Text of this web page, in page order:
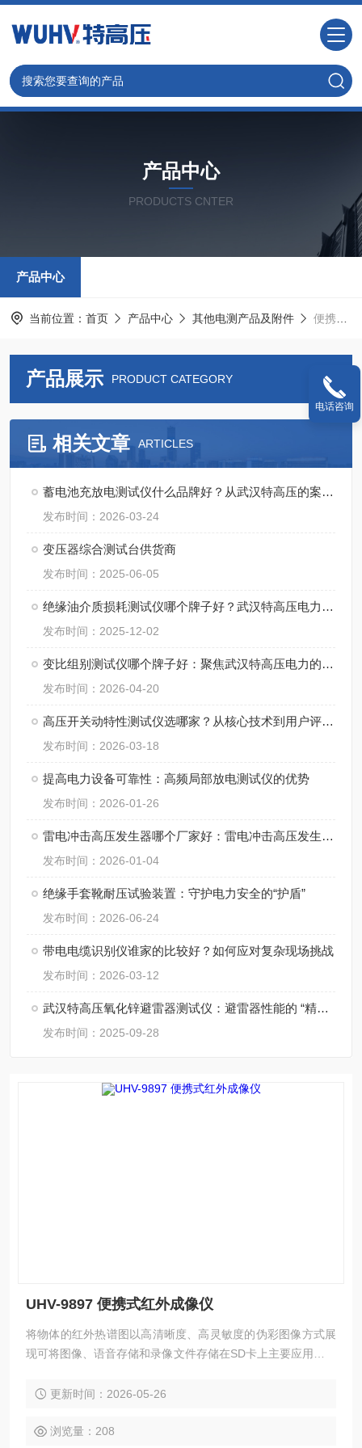
产品中心
PRODUCTS CNTER
产品中心
当前位置： 首页 产品中心 其他电测产品及附件 便携式红外成像仪
产品展示 PRODUCT CATEGORY
相关文章 ARTICLES
蓄电池充放电测试仪什么品牌好？从武汉特高压的案例看设备选型
发布时间：2026-03-24
变压器综合测试台供货商
发布时间：2025-06-05
绝缘油介质损耗测试仪哪个牌子好？武汉特高压电力科技的产品表现
发布时间：2025-12-02
变比组别测试仪哪个牌子好：聚焦武汉特高压电力的技术方案与用户反馈
发布时间：2026-04-20
高压开关动特性测试仪选哪家？从核心技术到用户评价的观察
发布时间：2026-03-18
提高电力设备可靠性：高频局部放电测试仪的优势
发布时间：2026-01-26
雷电冲击高压发生器哪个厂家好：雷电冲击高压发生器厂家的综合实力透视
发布时间：2026-01-04
绝缘手套靴耐压试验装置：守护电力安全的“护盾”
发布时间：2026-06-24
带电电缆识别仪谁家的比较好？如何应对复杂现场挑战
发布时间：2026-03-12
武汉特高压氧化锌避雷器测试仪：避雷器性能的 “精准诊断卫士”
发布时间：2025-09-28
UHV-9897 便携式红外成像仪
将物体的红外热谱图以高清晰度、高灵敏度的伪彩图像方式展
现可将图像、语音存储和录像文件存储在SD卡上主要应用：电
等
更新时间：2026-05-26
浏览量：208
电话咨询